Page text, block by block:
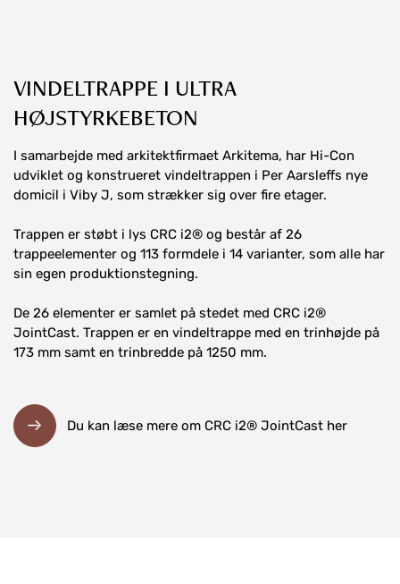
VINDELTRAPPE I ULTRA
HØJSTYRKEBETON
I samarbejde med arkitektfirmaet Arkitema, har Hi-Con
udviklet og konstrueret vindeltrappen i Per Aarsleffs nye
domicil i Viby J, som strækker sig over fire etager.
Trappen er støbt i lys CRC i2® og består af 26
trappeelementer og 113 formdele i 14 varianter, som alle har
sin egen produktionstegning.
De 26 elementer er samlet på stedet med CRC i2®
JointCast. Trappen er en vindeltrappe med en trinhøjde på
173 mm samt en trinbredde på 1250 mm.
Du kan læse mere om CRC i2® JointCast her